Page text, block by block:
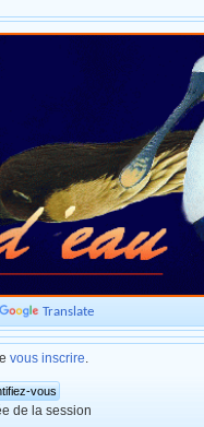
Translate
vous inscrire
de la session